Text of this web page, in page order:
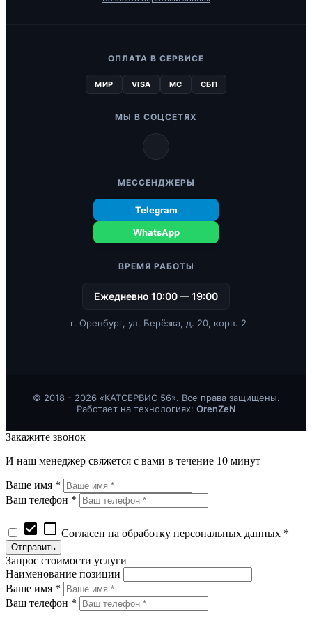
ОПЛАТА В СЕРВИСЕ
МИР VISA MC СБП
МЫ В СОЦСЕТЯХ
МЕССЕНДЖЕРЫ
Telegram
WhatsApp
ВРЕМЯ РАБОТЫ
Ежедневно 10:00 — 19:00
г. Оренбург, ул. Берёзка, д. 20, корп. 2
© 2018 - 2026 «КАТСЕРВИС 56». Все права защищены.
Работает на технологиях: OrenZeN
Закажите звонок
И наш менеджер свяжется с вами в течение 10 минут
Ваше имя *
Ваш телефон *
check_box check_box_outline_blank Согласен на обработку персональных данных *
Запрос стоимости услуги
Наименование позиции
Ваше имя *
Ваш телефон *